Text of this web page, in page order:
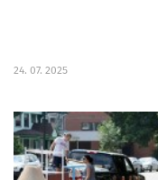
24. 07. 2025